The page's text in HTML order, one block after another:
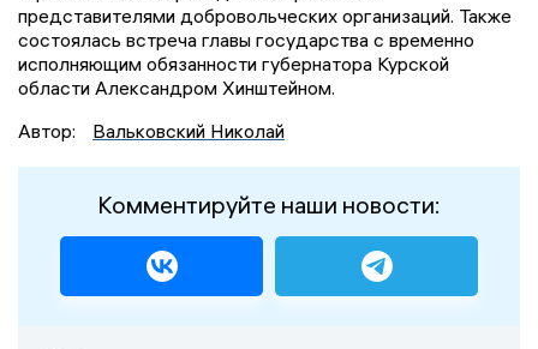
представителями добровольческих организаций. Также
состоялась встреча главы государства с временно
исполняющим обязанности губернатора Курской
области Александром Хинштейном.
Автор:
Вальковский Николай
Комментируйте наши новости: